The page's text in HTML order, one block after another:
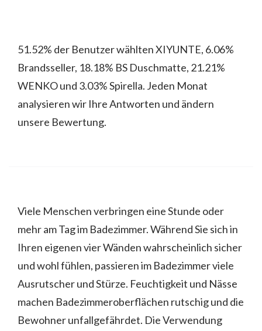
51.52% der Benutzer wählten XIYUNTE, 6.06%
Brandsseller, 18.18% BS Duschmatte, 21.21%
WENKO und 3.03% Spirella. Jeden Monat
analysieren wir Ihre Antworten und ändern
unsere Bewertung.
Viele Menschen verbringen eine Stunde oder
mehr am Tag im Badezimmer. Während Sie sich in
Ihren eigenen vier Wänden wahrscheinlich sicher
und wohl fühlen, passieren im Badezimmer viele
Ausrutscher und Stürze. Feuchtigkeit und Nässe
machen Badezimmeroberflächen rutschig und die
Bewohner unfallgefährdet. Die Verwendung